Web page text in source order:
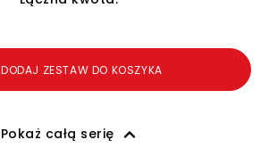
DODAJ ZESTAW DO KOSZYKA
Pokaż całą serię